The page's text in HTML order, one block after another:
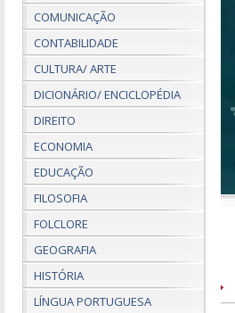
COMUNICAÇÃO
CONTABILIDADE
CULTURA/ ARTE
DICIONÁRIO/ ENCICLOPÉDIA
DIREITO
ECONOMIA
EDUCAÇÃO
FILOSOFIA
FOLCLORE
GEOGRAFIA
HISTÓRIA
LÍNGUA PORTUGUESA